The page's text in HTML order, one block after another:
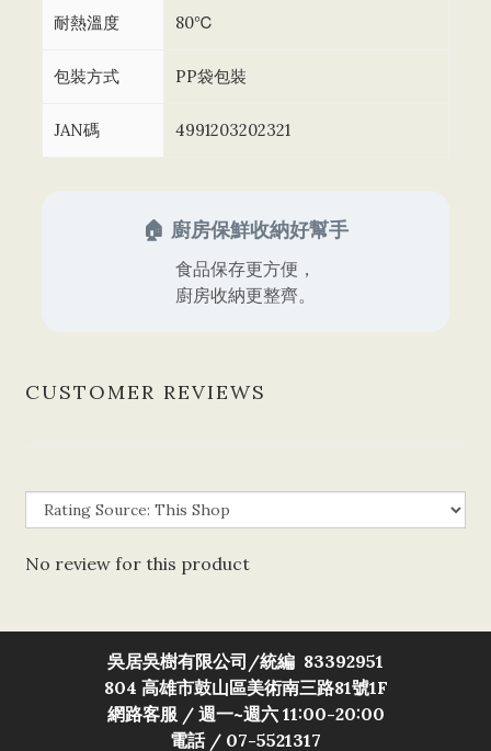
耐熱溫度 80℃
包裝方式 PP袋包裝
JAN碼 4991203202321
🏠 廚房保鮮收納好幫手
食品保存更方便，
廚房收納更整齊。
CUSTOMER REVIEWS
No review for this product
吳居吳樹有限公司/統編 83392951
804 高雄市鼓山區美術南三路81號1F
網路客服 / 週一~週六 11:00-20:00
電話 / 07-5521317